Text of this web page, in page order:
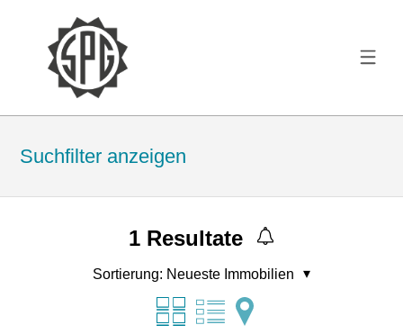
Suchfilter anzeigen
1Resultate
Sortierung: Neueste Immobilien